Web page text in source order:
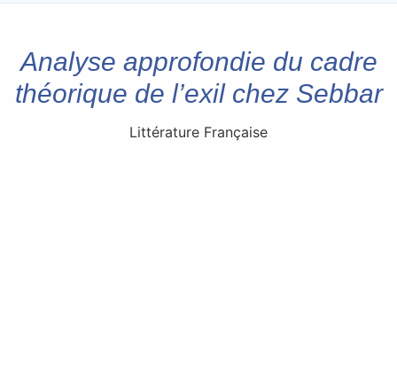
Analyse approfondie du cadre
théorique de l’exil chez Sebbar
Littérature Française